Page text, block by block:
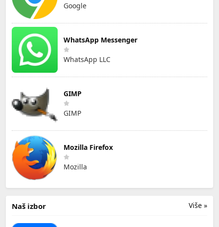
Google
WhatsApp Messenger
WhatsApp LLC
GIMP
GIMP
Mozilla Firefox
Mozilla
Više »
Naš izbor